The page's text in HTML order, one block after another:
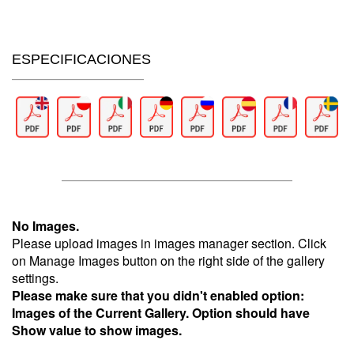
ESPECIFICACIONES
No Images.
Please upload images in images manager section. Click
on Manage Images button on the right side of the gallery
settings.
Please make sure that you didn't enabled option:
Images of the Current Gallery. Option should have
Show value to show images.